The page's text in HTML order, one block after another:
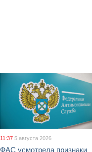
11:37 5 августа 2026
ФАС усмотрела признаки